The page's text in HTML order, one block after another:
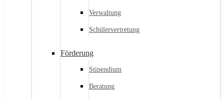
Verwaltung
Schülervertretung
Förderung
Stipendium
Beratung